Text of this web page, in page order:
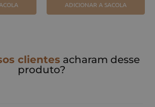
ADICIONAR A SACOLA
clientes acharam desse
produto?